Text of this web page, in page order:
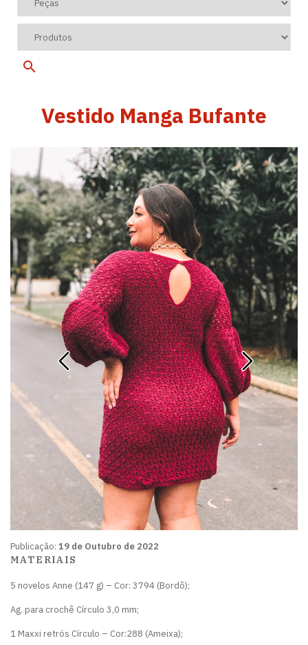
Vestido Manga Bufante
Publicação: 19 de Outubro de 2022
MATERIAIS
5 novelos Anne (147 g) – Cor: 3794 (Bordô);
Ag. para crochê Círculo 3,0 mm;
1 Maxxi retrós Círculo – Cor:288 (Ameixa);